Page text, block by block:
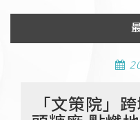
「文策院」